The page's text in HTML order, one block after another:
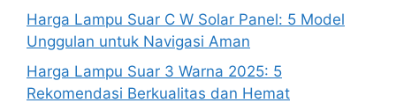
Harga Lampu Suar C W Solar Panel: 5 Model
Unggulan untuk Navigasi Aman
Harga Lampu Suar 3 Warna 2025: 5
Rekomendasi Berkualitas dan Hemat